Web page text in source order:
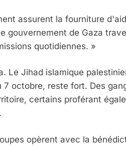
assurent la fourniture
gouvernement de Gaza
quotidiennes. »
Jihad islamique
octobre, reste fort. Des
certains proférant
opèrent avec la